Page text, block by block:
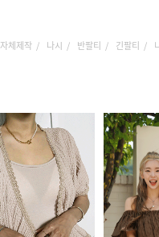
자체제작 나시 반팔티 긴팔티